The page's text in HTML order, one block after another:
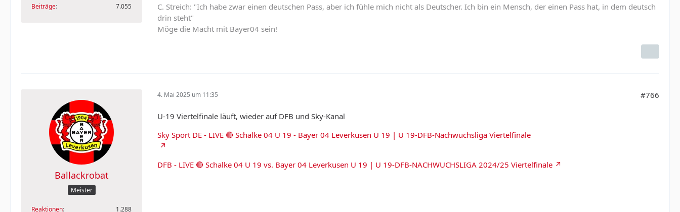
Beiträge
7.055
C. Streich: "Ich habe zwar einen deutschen Pass, aber ich fühle mich nicht als Deutscher. Ich bin ein Mensch, der einen Pass hat, in dem deutsch
drin steht"
Möge die Macht mit Bayer04 sein!
Ballackrobat
Meister
Reaktionen 1.288
4. Mai 2025 um 11:35 #766
U-19 Viertelfinale läuft, wieder auf DFB und Sky-Kanal
Sky Sport DE - LIVE 🔴 Schalke 04 U 19 - Bayer 04 Leverkusen U 19 | U 19-DFB-Nachwuchsliga Viertelfinale
DFB - LIVE 🔴 Schalke 04 U 19 vs. Bayer 04 Leverkusen U 19 | U 19-DFB-NACHWUCHSLIGA 2024/25 Viertelfinale